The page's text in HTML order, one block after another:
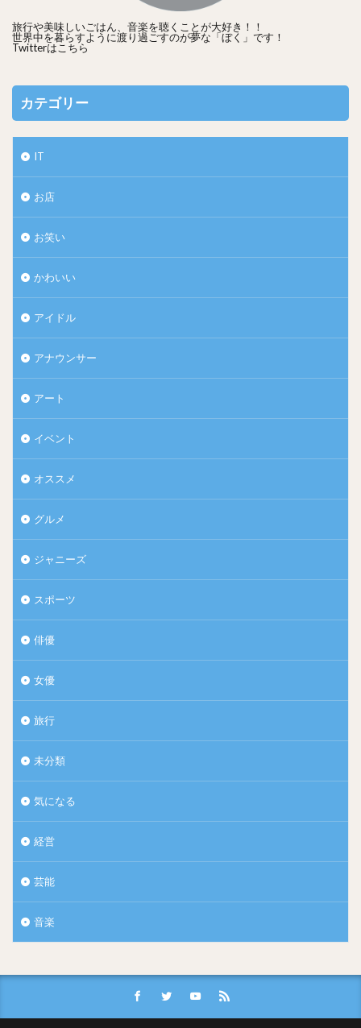
旅行や美味しいごはん、音楽を聴くことが大好き！！
世界中を暮らすように渡り過ごすのが夢な「ぼく」です！
Twitterはこちら
カテゴリー
IT
お店
お笑い
かわいい
アイドル
アナウンサー
アート
イベント
オススメ
グルメ
ジャニーズ
スポーツ
俳優
女優
旅行
未分類
気になる
経営
芸能
音楽